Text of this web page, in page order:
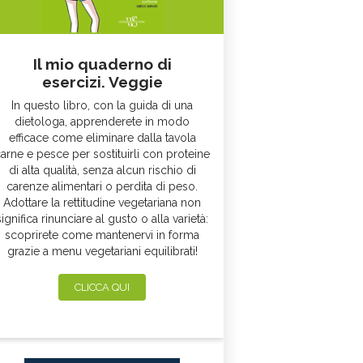
Il mio quaderno di
esercizi. Veggie
In questo libro, con la guida di una
dietologa, apprenderete in modo
efficace come eliminare dalla tavola
e pesce per sostituirli con proteine
di alta qualità, senza alcun rischio di
carenze alimentari o perdita di peso.
Adottare la rettitudine vegetariana non
rinunciare al gusto o alla varietà:
scoprirete come mantenervi in forma
grazie a menu vegetariani equilibrati!
CLICCA QUI